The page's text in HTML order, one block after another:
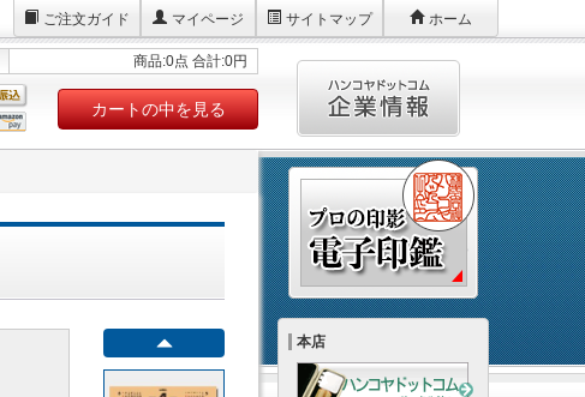
ご注文ガイド マイページ サイトマップ ホーム
商品:0点 合計:0円
カートの中を見る
本店